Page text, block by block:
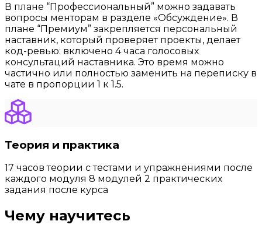
В плане “Профессиональный” можно задавать
вопросы менторам в разделе «Обсуждение». В
плане “Премиум” закрепляется персональный
наставник, который проверяет проекты, делает
код-ревью: включено 4 часа голосовых
консультаций наставника. Это время можно
частично или полностью заменить на переписку в
чате в пропорции 1 к 1.5.
Теория и практика
17 часов теории с тестами и упражнениями после
каждого модуля 8 модулей 2 практических
задания после курса
Чему научитесь